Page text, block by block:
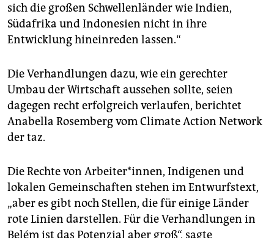
sich die großen Schwellenländer wie Indien,
Südafrika und Indonesien nicht in ihre
Entwicklung hineinreden lassen.“
Die Verhandlungen dazu, wie ein gerechter
Umbau der Wirtschaft aussehen sollte, seien
dagegen recht erfolgreich verlaufen, berichtet
Anabella Rosemberg vom Climate Action Network
der taz.
Die Rechte von Arbeiter*innen, Indigenen und
lokalen Gemeinschaften stehen im Entwurfstext,
„aber es gibt noch Stellen, die für einige Länder
rote Linien darstellen. Für die Verhandlungen in
Belém ist das Potenzial aber groß“, sagte